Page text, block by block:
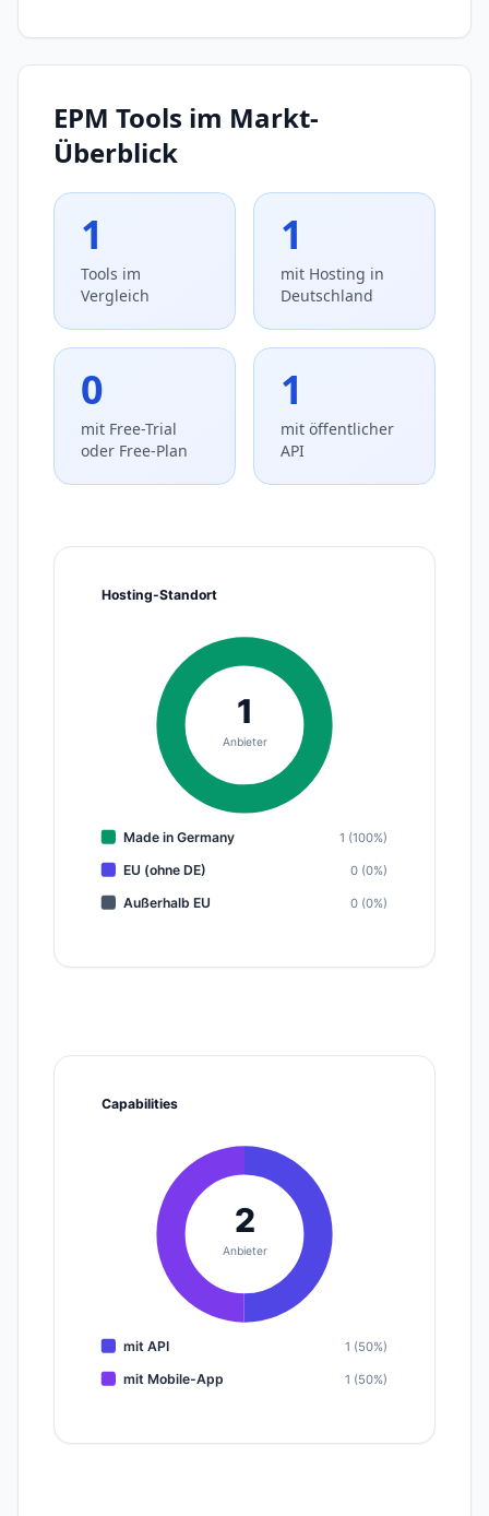
EPM Tools im Markt-
Überblick
1
Tools im
Vergleich
1
mit Hosting in
Deutschland
0
mit Free-Trial
oder Free-Plan
1
mit öffentlicher
API
Hosting-Standort
1
Anbieter
Made in Germany 1 (100%)
EU (ohne DE) 0 (0%)
Außerhalb EU 0 (0%)
Capabilities
2
Anbieter
mit API 1 (50%)
mit Mobile-App 1 (50%)